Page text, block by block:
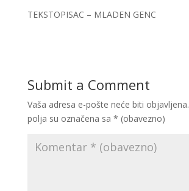
TEKSTOPISAC – MLADEN GENC
Submit a Comment
Vaša adresa e-pošte neće biti objavljena.
polja su označena sa * (obavezno)